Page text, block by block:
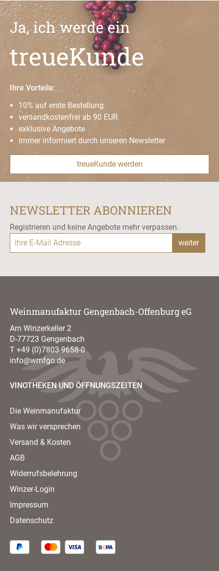
Ja, ich werde ein
treueKunde
Ihre Vorteile:
10% auf erste Bestellung
versandkostenfrei ab 90 EUR
exklusive Angebote
immer informiert durch unseren Newsletter
treueKunde werden
NEWSLETTER ABONNIEREN
Registrieren und keine Angebote mehr verpassen.
weiter
Weinmanufaktur Gengenbach-Offenburg eG
Am Winzerkeller 2
D-77723 Gengenbach
T +49 (0)7803 9658-0
info@wmfgo.de
VINOTHEKEN UND ÖFFNUNGSZEITEN
Die Weinmanufaktur
Was wir versprechen
Versand & Kosten
AGB
Widerrufsbelehrung
Winzer-Login
Impressum
Datenschutz